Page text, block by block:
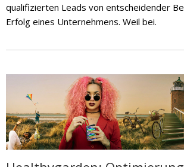
qualifizierten Leads von entscheidender
Erfolg eines Unternehmens. Weil bei.